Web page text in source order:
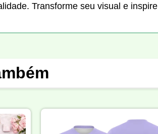
Transforme seu visual e inspire